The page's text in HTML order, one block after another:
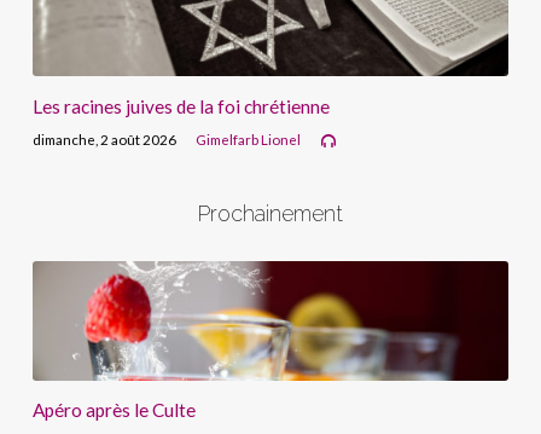
Les racines juives de la foi chrétienne
dimanche, 2 août 2026 Gimelfarb Lionel
Prochainement
Apéro après le Culte